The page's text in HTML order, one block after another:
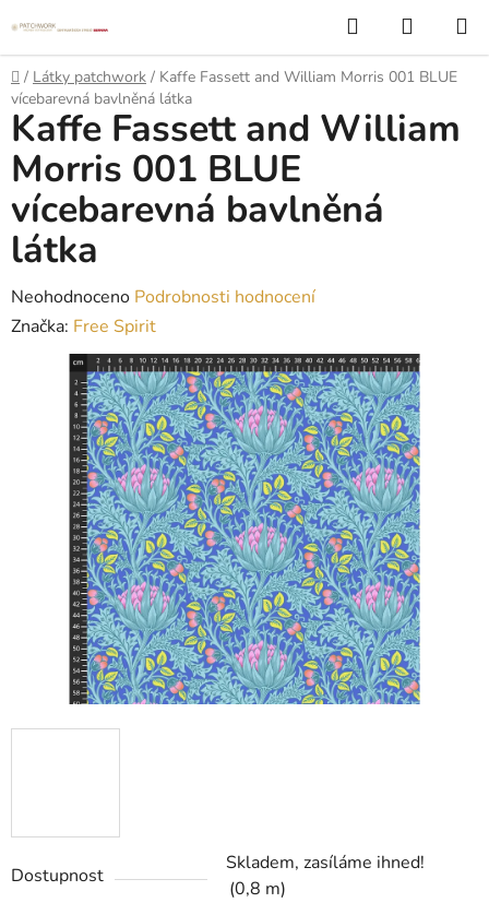
na
obsah
Hledat
KOŠÍK
Domů
/ Látky patchwork / Kaffe Fassett and William Morris 001 BLUE
vícebarevná bavlněná látka
Dostupnost
Skladem, zasíláme ihned!
(0,8 m)
Kaffe Fassett and William
Morris 001 BLUE
vícebarevná bavlněná
látka
Průměrné
hodnocení
produktu
hvězdiček.
Neohodnoceno Podrobnosti hodnocení
Značka: Free Spirit